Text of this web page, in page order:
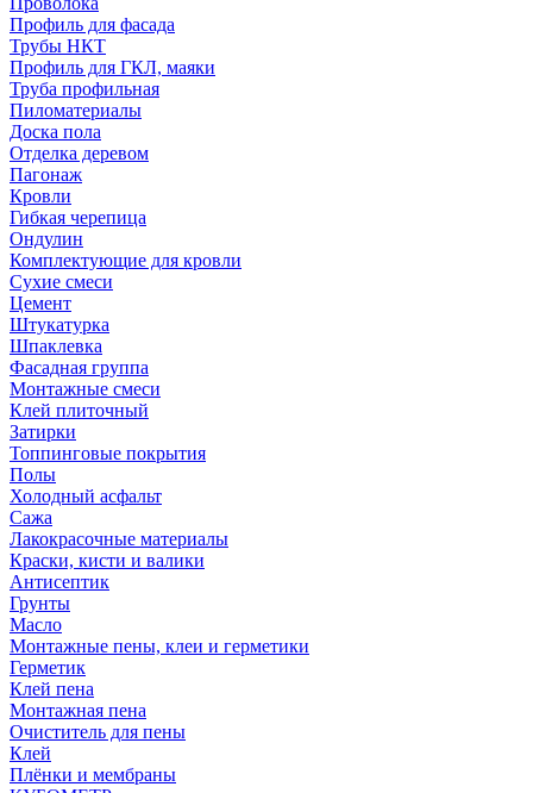
Профиль для фасада
Трубы НКТ
Профиль для ГКЛ, маяки
Труба профильная
Пиломатериалы
Доска пола
Отделка деревом
Пагонаж
Кровли
Гибкая черепица
Ондулин
Комплектующие для кровли
Сухие смеси
Цемент
Штукатурка
Шпаклевка
Фасадная группа
Монтажные смеси
Клей плиточный
Затирки
Топпинговые покрытия
Полы
Холодный асфальт
Сажа
Лакокрасочные материалы
Краски, кисти и валики
Антисептик
Грунты
Масло
Монтажные пены, клеи и герметики
Герметик
Клей пена
Монтажная пена
Очиститель для пены
Клей
Плёнки и мембраны